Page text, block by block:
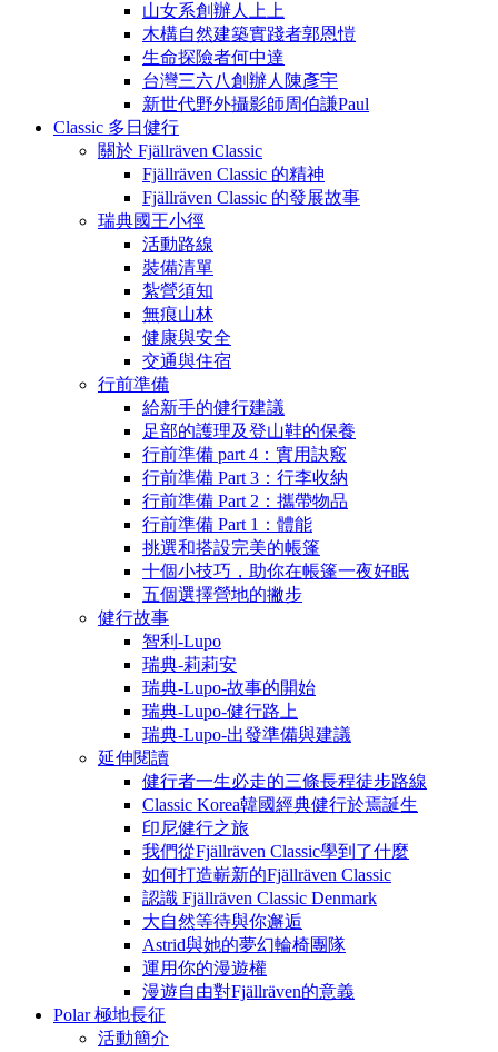
山女系創辦人上上
木構自然建築實踐者郭恩愷
生命探險者何中達
台灣三六八創辦人陳彥宇
新世代野外攝影師周伯謙Paul
Classic 多日健行
關於 Fjällräven Classic
Fjällräven Classic 的精神
Fjällräven Classic 的發展故事
瑞典國王小徑
活動路線
裝備清單
紮營須知
無痕山林
健康與安全
交通與住宿
行前準備
給新手的健行建議
足部的護理及登山鞋的保養
行前準備 part 4：實用訣竅
行前準備 Part 3：行李收納
行前準備 Part 2：攜帶物品
行前準備 Part 1：體能
挑選和搭設完美的帳篷
十個小技巧，助你在帳篷一夜好眠
五個選擇營地的撇步
健行故事
智利-Lupo
瑞典-莉莉安
瑞典-Lupo-故事的開始
瑞典-Lupo-健行路上
瑞典-Lupo-出發準備與建議
延伸閱讀
健行者一生必走的三條長程徒步路線
Classic Korea韓國經典健行於焉誕生
印尼健行之旅
我們從Fjällräven Classic學到了什麼
如何打造嶄新的Fjällräven Classic
認識 Fjällräven Classic Denmark
大自然等待與你邂逅
Astrid與她的夢幻輪椅團隊
運用你的漫遊權
漫遊自由對Fjällräven的意義
Polar 極地長征
活動簡介